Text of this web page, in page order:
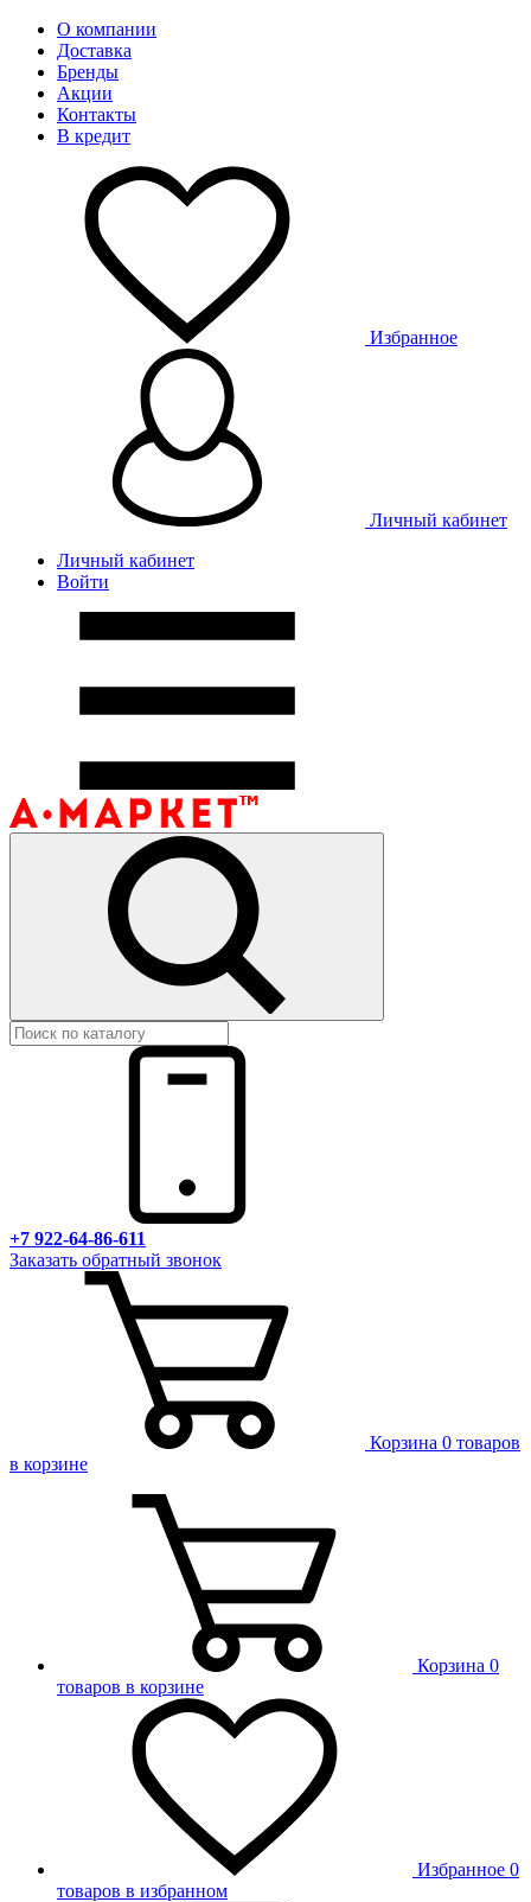
О компании
Доставка
Бренды
Акции
Контакты
В кредит
Избранное
Личный кабинет
Личный кабинет
Войти
+7 922-64-86-611
Заказать обратный звонок
Корзина 0 товаров
в корзине
Корзина 0
товаров в корзине
Избранное 0
товаров в избранном